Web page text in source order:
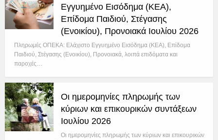
Εγγυημένο Εισόδημα (ΚΕΑ),
Επίδομα Παιδιού, Στέγασης
(Ενοικίου), Προνοιακά Ιουλίου 2026
Πληρωμές ΟΠΕΚΑ: Ελάχιστο Εγγυημένο Εισόδημα (ΚΕΑ), Επίδομα
Παιδιού, Στέγασης (Ενοικίου), Προνοιακά, λοιπά επιδόματα και
παροχές…
Οι ημερομηνίες πληρωμής των
κύριων και επικουρικών συντάξεων
Ιουλίου 2026
Οι ημερομηνίες πληρωμής των κύριων και επικουρικών